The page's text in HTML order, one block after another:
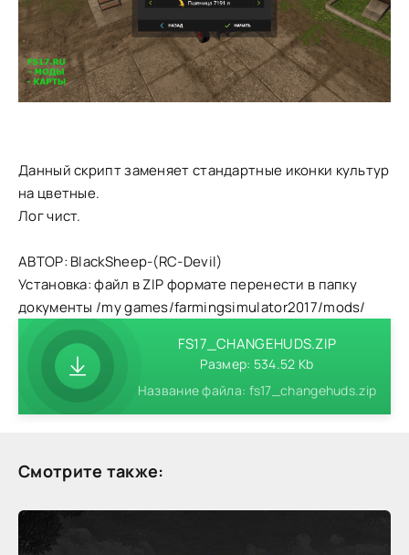
Данный скрипт заменяет стандартные иконки культур
на цветные.
Лог чист.
АВТОР: BlackSheep-(RC-Devil)
Установка: файл в ZIP формате перенести в папку
документы /my games/farmingsimulator2017/mods/
FS17_CHANGEHUDS.ZIP
Размер: 534.52 Kb
Название файла: fs17_changehuds.zip
Смотрите также: